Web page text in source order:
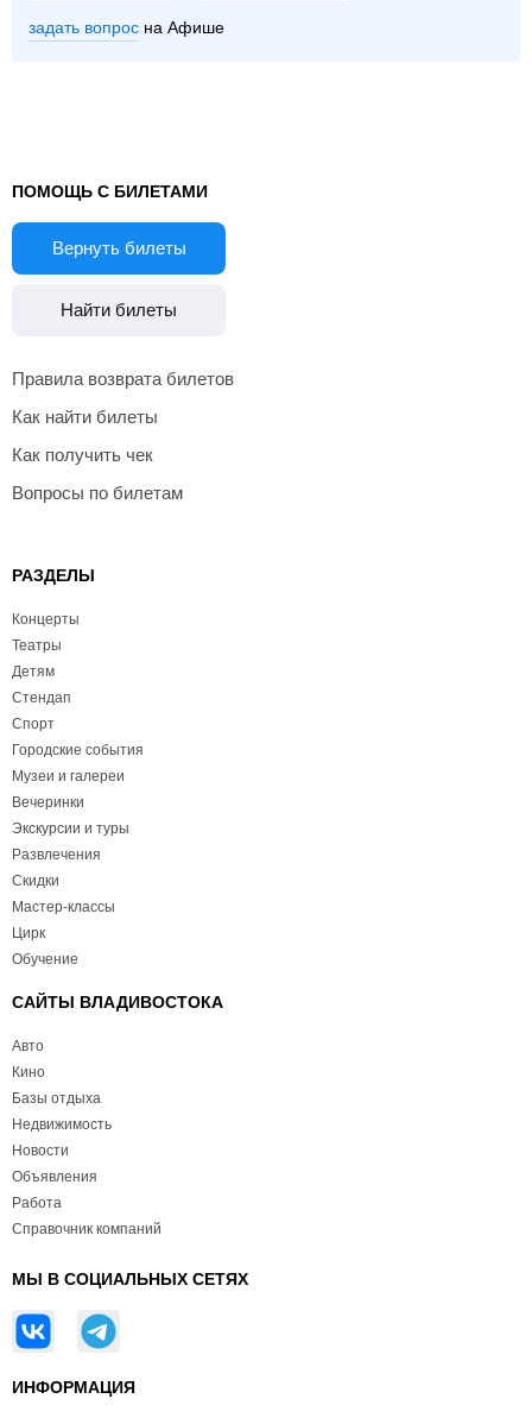
задать вопрос на Афише
ПОМОЩЬ С БИЛЕТАМИ
Вернуть билеты
Найти билеты
Правила возврата билетов
Как найти билеты
Как получить чек
Вопросы по билетам
РАЗДЕЛЫ
Концерты
Театры
Детям
Стендап
Спорт
Городские события
Музеи и галереи
Вечеринки
Экскурсии и туры
Развлечения
Скидки
Мастер-классы
Цирк
Обучение
САЙТЫ ВЛАДИВОСТОКА
Авто
Кино
Базы отдыха
Недвижимость
Новости
Объявления
Работа
Справочник компаний
МЫ В СОЦИАЛЬНЫХ СЕТЯХ
ИНФОРМАЦИЯ